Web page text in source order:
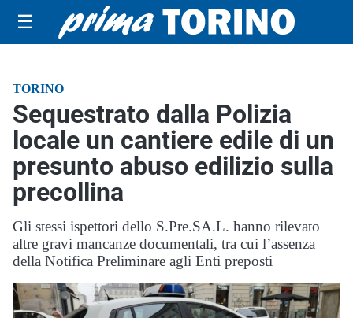
☰
TORINO
Sequestrato dalla Polizia
locale un cantiere edile di un
presunto abuso edilizio sulla
precollina
Gli stessi ispettori dello S.Pre.SA.L. hanno rilevato
altre gravi mancanze documentali, tra cui l’assenza
della Notifica Preliminare agli Enti preposti